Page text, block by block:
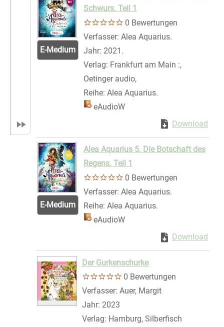
E-Medium
Schwurs. Teil 1
0 Bewertungen
Verfasser: Alea Aquarius.
Jahr: 2021.
Verlag: Frankfurt am Main :,
Oetinger audio,
Reihe: Alea Aquarius.
Mediengruppe:
eAudioW
Zum Download
Download
E-Medium
Alea Aquarius 5. Die Botschaft des
Regens. Teil 1
0 Bewertungen
Verfasser: Alea Aquarius.
Reihe: Alea Aquarius.
Mediengruppe:
eAudioW
Zum Download
Download
Der Gurkenschurke
0 Bewertungen
Verfasser: Auer, Margit
Jahr: 2023
Verlag: Hamburg, Silberfisch